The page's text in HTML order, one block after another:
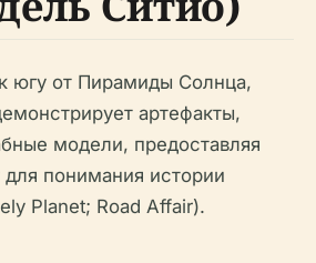
югу от Пирамиды Солнца,
артефакты,
модели, предоставляя
понимания истории
Planet; Road Affair).